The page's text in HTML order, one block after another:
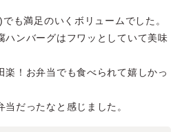
も満足のいくボリュームでした。
ハンバーグはフワッとしていて美味
楽！お弁当でも食べられて嬉しかっ
だったなと感じました。